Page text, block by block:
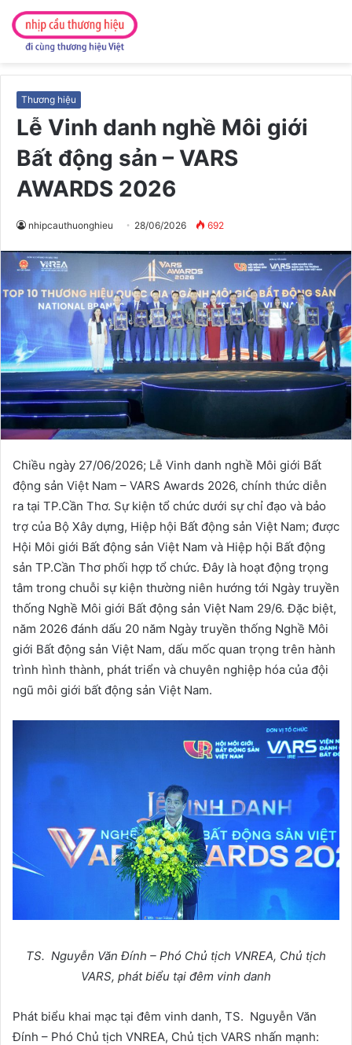
Thương hiệu
Lễ Vinh danh nghề Môi giới
Bất động sản – VARS
AWARDS 2026
nhipcauthuonghieu 28/06/2026 692
Chiều ngày 27/06/2026; Lễ Vinh danh nghề Môi giới Bất
động sản Việt Nam – VARS Awards 2026, chính thức diễn
ra tại TP.Cần Thơ. Sự kiện tổ chức dưới sự chỉ đạo và bảo
trợ của Bộ Xây dựng, Hiệp hội Bất động sản Việt Nam; được
Hội Môi giới Bất động sản Việt Nam và Hiệp hội Bất động
sản TP.Cần Thơ phối hợp tổ chức. Đây là hoạt động trọng
tâm trong chuỗi sự kiện thường niên hướng tới Ngày truyền
thống Nghề Môi giới Bất động sản Việt Nam 29/6. Đặc biệt,
năm 2026 đánh dấu 20 năm Ngày truyền thống Nghề Môi
giới Bất động sản Việt Nam, dấu mốc quan trọng trên hành
trình hình thành, phát triển và chuyên nghiệp hóa của đội
ngũ môi giới bất động sản Việt Nam.
TS. Nguyễn Văn Đính – Phó Chủ tịch VNREA, Chủ tịch
VARS, phát biểu tại đêm vinh danh
Phát biểu khai mạc tại đêm vinh danh, TS. Nguyễn Văn
Đính – Phó Chủ tịch VNREA, Chủ tịch VARS nhấn mạnh: